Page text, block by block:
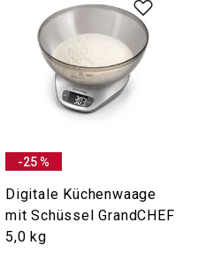
-25 %
Digitale Küchenwaage
mit Schüssel GrandCHEF
5,0 kg